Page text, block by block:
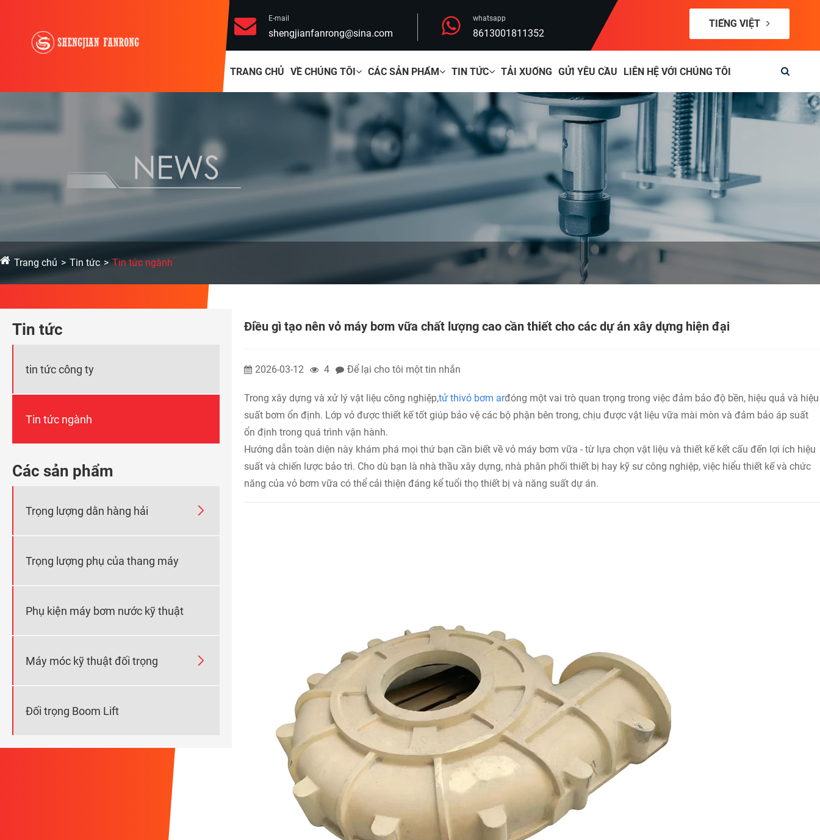
E-mail
shengjianfanrong@sina.com
whatsapp
8613001811352
TIẾNG VIỆT
TRANG CHỦ VỀ CHÚNG TÔI CÁC SẢN PHẨM TIN TỨC TẢI XUỐNG GỬI YÊU CẦU LIÊN HỆ VỚI CHÚNG TÔI
Trang chủ Tin tức Tin tức ngành
Tin tức
tin tức công ty
Tin tức ngành
Các sản phẩm
Trọng lượng dằn hàng hải 
Trọng lượng phụ của thang máy
Phụ kiện máy bơm nước kỹ thuật
Máy móc kỹ thuật đối trọng 
Đối trọng Boom Lift
Điều gì tạo nên vỏ máy bơm vữa chất lượng cao cần thiết cho các dự án xây dựng hiện đại
2026-03-12 4 Để lại cho tôi một tin nhắn
Trong xây dựng và xử lý vật liệu công nghiệp,tử thivỏ bơm arđóng một vai trò quan trọng trong việc đảm bảo độ bền, hiệu quả và hiệu
suất bơm ổn định. Lớp vỏ được thiết kế tốt giúp bảo vệ các bộ phận bên trong, chịu được vật liệu vữa mài mòn và đảm bảo áp suất
ổn định trong quá trình vận hành.
Hướng dẫn toàn diện này khám phá mọi thứ bạn cần biết về vỏ máy bơm vữa - từ lựa chọn vật liệu và thiết kế kết cấu đến lợi ích hiệu
suất và chiến lược bảo trì. Cho dù bạn là nhà thầu xây dựng, nhà phân phối thiết bị hay kỹ sư công nghiệp, việc hiểu thiết kế và chức
năng của vỏ bơm vữa có thể cải thiện đáng kể tuổi thọ thiết bị và năng suất dự án.